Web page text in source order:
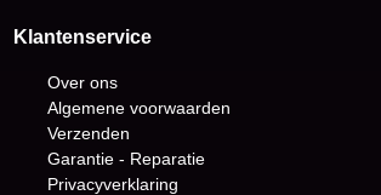
Klantenservice
Over ons
Algemene voorwaarden
Verzenden
Garantie - Reparatie
Privacyverklaring